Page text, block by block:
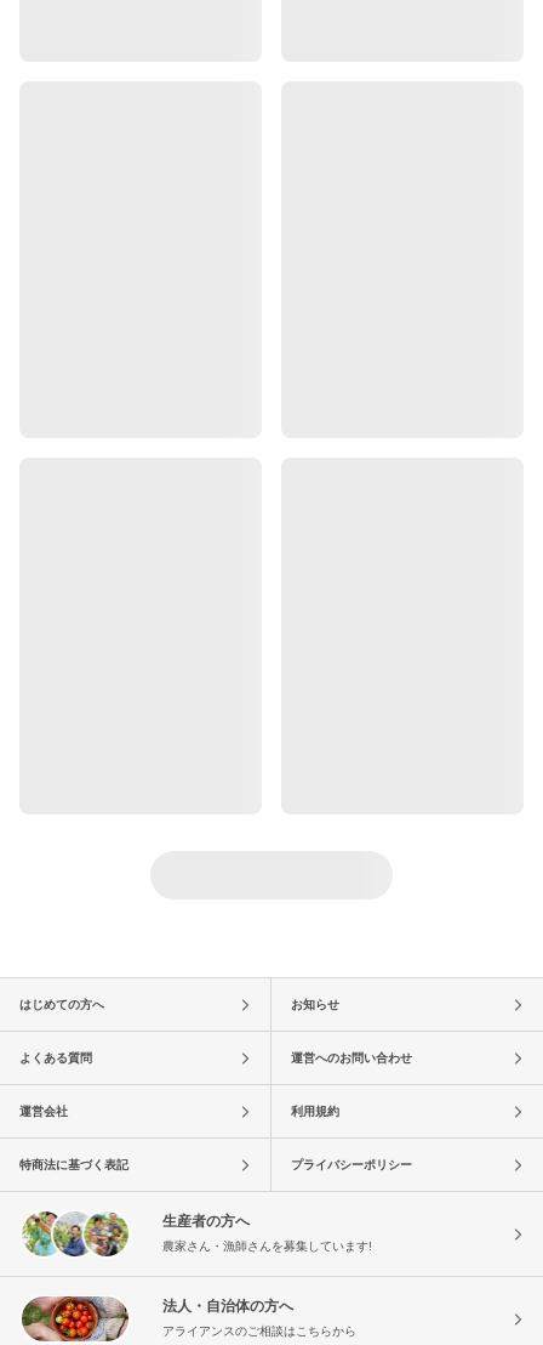
はじめての方へ お知らせ
よくある質問 運営へのお問い合わせ
運営会社 利用規約
特商法に基づく表記 プライバシーポリシー
生産者の方へ
農家さん・漁師さんを募集しています!
法人・自治体の方へ
アライアンスのご相談はこちらから